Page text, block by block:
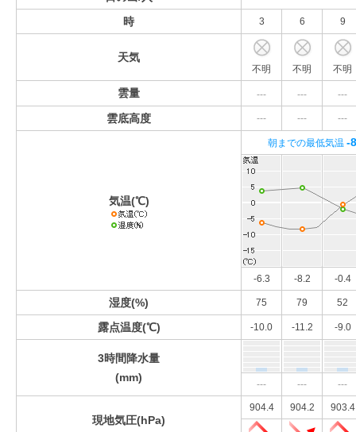
時 3 6 9
天気
不明 不明 不明
雲量 --- --- ---
雲底高度 --- --- ---
気温(℃)
朝までの最低気温 -
-6.3 -8.2 -0.4
湿度(%) 75 79 52
露点温度(℃) -10.0 -11.2 -9.0
3時間降水量
(mm)
--- --- ---
現地気圧(hPa)
904.4 904.2 903.4